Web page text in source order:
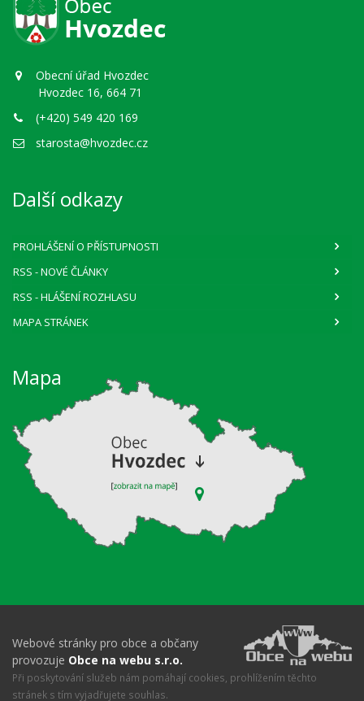
Obecní úřad Hvozdec
Hvozdec 16, 664 71
(+420) 549 420 169
starosta@hvozdec.cz
Další odkazy
PROHLÁŠENÍ O PŘÍSTUPNOSTI
RSS - NOVÉ ČLÁNKY
RSS - HLÁŠENÍ ROZHLASU
MAPA STRÁNEK
Mapa
Webové stránky pro obce a občany
provozuje Obce na webu s.r.o.
Při poskytování služeb nám pomáhají cookies, prohlížením těchto
stránek s tím vyjadřujete souhlas.